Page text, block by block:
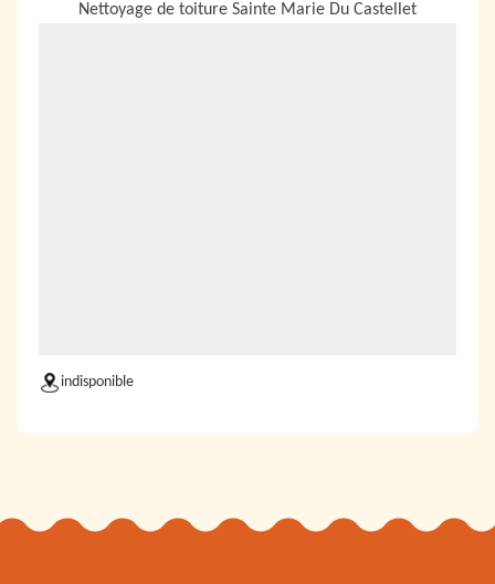
Nettoyage de toiture Sainte Marie Du Castellet
indisponible